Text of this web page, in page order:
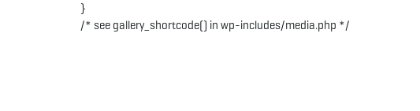
}
/* see gallery_shortcode() in wp-includes/media.php */